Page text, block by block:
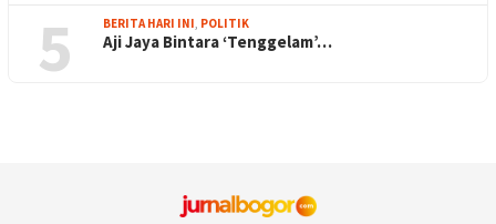
5 BERITA HARI INI POLITIK
Aji Jaya Bintara ‘Tenggelam’…